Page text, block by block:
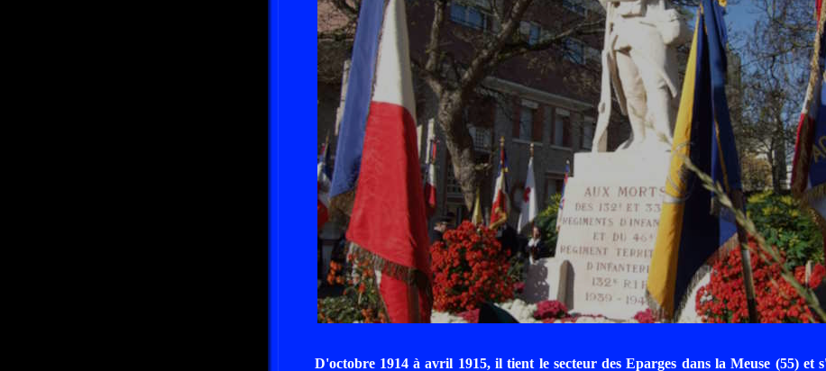
D'octobre 1914 à avril 1915, il tient le secteur des Eparges dans la Meuse (55) et